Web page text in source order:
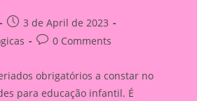
Post
published:
3 de April de 2023
Post0 Comments
obrigatórios a constar no
para educação infantil. É